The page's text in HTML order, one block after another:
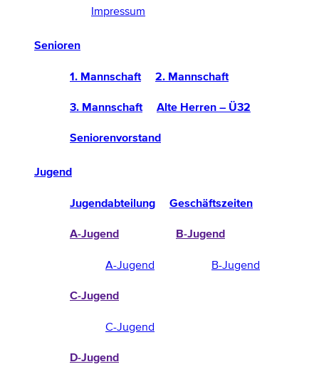
Impressum
Senioren
1. Mannschaft 2. Mannschaft
3. Mannschaft Alte Herren – Ü32
Seniorenvorstand
Jugend
Jugendabteilung Geschäftszeiten
A-Jugend
A-Jugend
B-Jugend
B-Jugend
C-Jugend
C-Jugend
D-Jugend